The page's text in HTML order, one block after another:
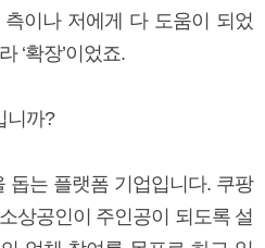
이나 저에게 다 도움이 되었
‘확장’이었죠.
니까?
는 플랫폼 기업입니다. 쿠팡
상공인이 주인공이 되도록 설